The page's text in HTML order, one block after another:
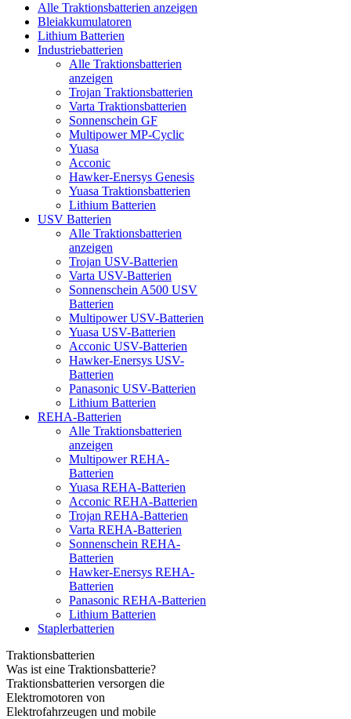
Alle Traktionsbatterien anzeigen
Bleiakkumulatoren
Lithium Batterien
Industriebatterien
Alle Traktionsbatterien
anzeigen
Trojan Traktionsbatterien
Varta Traktionsbatterien
Sonnenschein GF
Multipower MP-Cyclic
Yuasa
Acconic
Hawker-Enersys Genesis
Yuasa Traktionsbatterien
Lithium Batterien
USV Batterien
Alle Traktionsbatterien
anzeigen
Trojan USV-Batterien
Varta USV-Batterien
Sonnenschein A500 USV
Batterien
Multipower USV-Batterien
Yuasa USV-Batterien
Acconic USV-Batterien
Hawker-Enersys USV-
Batterien
Panasonic USV-Batterien
Lithium Batterien
REHA-Batterien
Alle Traktionsbatterien
anzeigen
Multipower REHA-
Batterien
Yuasa REHA-Batterien
Acconic REHA-Batterien
Trojan REHA-Batterien
Varta REHA-Batterien
Sonnenschein REHA-
Batterien
Hawker-Enersys REHA-
Batterien
Panasonic REHA-Batterien
Lithium Batterien
Staplerbatterien
Traktionsbatterien
Was ist eine Traktionsbatterie?
Traktionsbatterien versorgen die
Elektromotoren von
Elektrofahrzeugen und mobile